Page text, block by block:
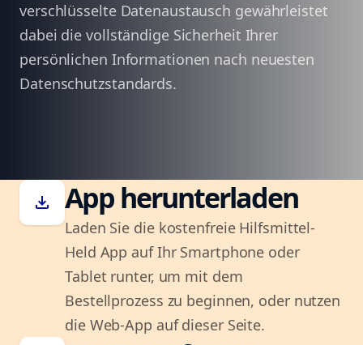
verschlüsselte Datenaustausch gewährleistet
dabei die vollständige Sicherheit Ihrer
persönlichen Informationen nach neuesten
Datenschutzstandards.
download App herunterladen
Laden Sie die kostenfreie Hilfsmittel-
Held App auf Ihr Smartphone oder
Tablet runter, um mit dem
Bestellprozess zu beginnen, oder nutzen
die Web-App auf dieser Seite.